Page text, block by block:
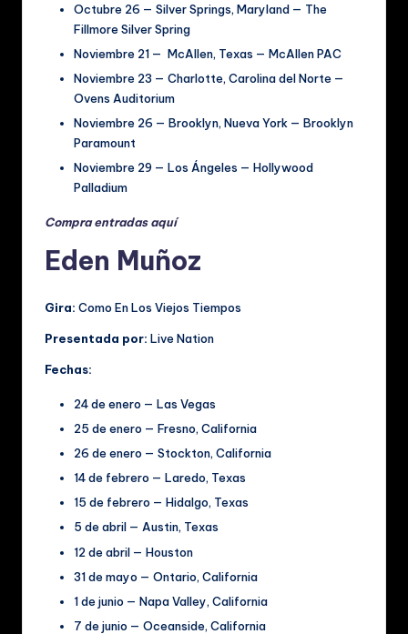
Octubre 26 — Silver Springs, Maryland — The
Fillmore Silver Spring
Noviembre 21 — McAllen, Texas — McAllen PAC
Noviembre 23 — Charlotte, Carolina del Norte —
Ovens Auditorium
Noviembre 26 — Brooklyn, Nueva York — Brooklyn
Paramount
Noviembre 29 — Los Ángeles — Hollywood
Palladium
Compra entradas aquí
Eden Muñoz
Gira: Como En Los Viejos Tiempos
Presentada por: Live Nation
Fechas:
24 de enero — Las Vegas
25 de enero — Fresno, California
26 de enero — Stockton, California
14 de febrero — Laredo, Texas
15 de febrero — Hidalgo, Texas
5 de abril — Austin, Texas
12 de abril — Houston
31 de mayo — Ontario, California
1 de junio — Napa Valley, California
7 de junio — Oceanside, California